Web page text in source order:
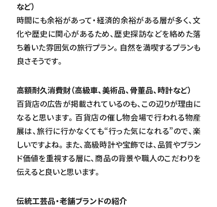
など）
時間にも余裕があって・経済的余裕がある層が多く、文
化や歴史に関心があるため、歴史探訪などを絡めた落
ち着いた雰囲気の旅行プラン。自然を満喫するプランも
良さそうです。
高額耐久消費財（高級車、美術品、骨董品、時計など）
百貨店の広告が掲載されているのも、この辺りが理由に
なると思います。百貨店の催し物会場で行われる物産
展は、旅行に行かなくても“行った気になれる”ので、楽
しいですよね。また、高級時計や宝飾では、品質やブラン
ド価値を重視する層に、商品の背景や職人のこだわりを
伝えると良いと思います。
伝統工芸品・老舗ブランドの紹介